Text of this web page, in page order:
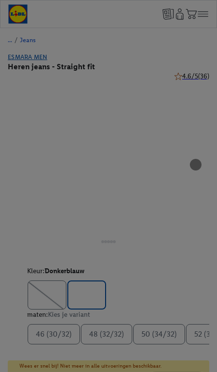
/ Jeans
ESMARA MEN
Heren jeans - Straight fit
4.6/5(36)
Kleur:Donkerblauw
maten:Kies je variant
46 (30/32) 48 (32/32) 50 (34/32) 52
Wees er snel bij! Niet meer in alle uitvoeringen beschikbaar.